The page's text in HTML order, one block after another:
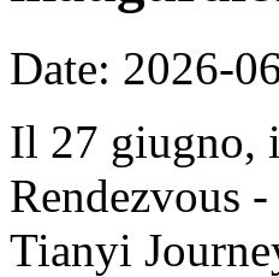
Date: 2026-
Il 27 giugno,
Rendezvous
Tianyi